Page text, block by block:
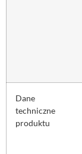
Dane
techniczne
produktu